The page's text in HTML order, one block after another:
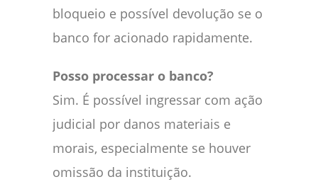
bloqueio e possível devolução se o
banco for acionado rapidamente.
Posso processar o banco?
Sim. É possível ingressar com ação
judicial por danos materiais e
morais, especialmente se houver
omissão da instituição.